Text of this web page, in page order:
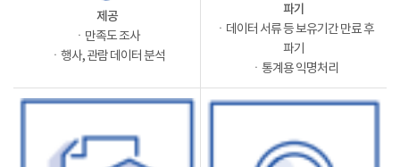
제공
ㆍ만족도 조사
ㆍ행사, 관람 데이터 분석
파기
ㆍ데이터 서류 등 보유기간 만료 후
파기
ㆍ통계용 익명처리